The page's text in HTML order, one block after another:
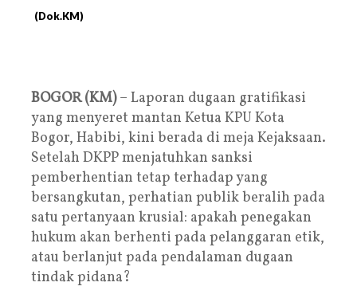
(Dok.KM)
BOGOR (KM)– Laporan dugaan gratifikasi
yang menyeret mantan Ketua KPU Kota
Bogor, Habibi, kini berada di meja Kejaksaan.
Setelah DKPP menjatuhkan sanksi
pemberhentian tetap terhadap yang
bersangkutan, perhatian publik beralih pada
satu pertanyaan krusial: apakah penegakan
hukum akan berhenti pada pelanggaran etik,
atau berlanjut pada pendalaman dugaan
tindak pidana?